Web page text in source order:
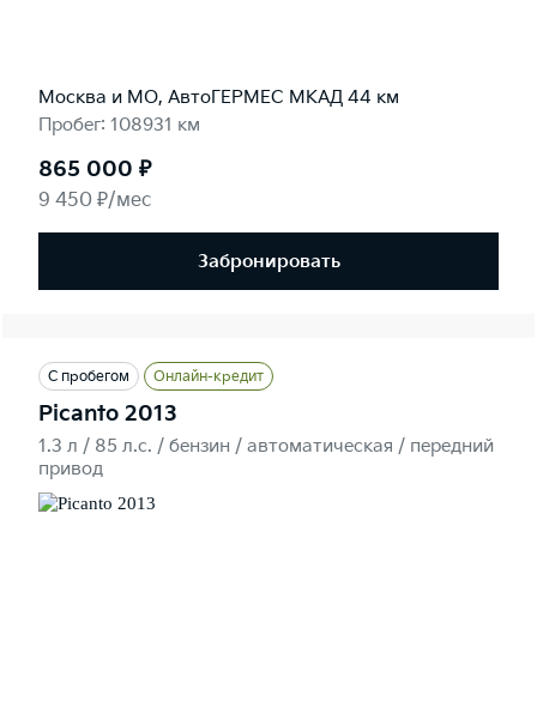
Москва и МО, АвтоГЕРМЕС МКАД 44 км
Пробег: 108931 км
865 000 ₽
9 450 ₽/мес
Забронировать
С пробегом Онлайн-кредит
Picanto 2013
1.3 л / 85 л.c. / бензин / автоматическая / передний
привод